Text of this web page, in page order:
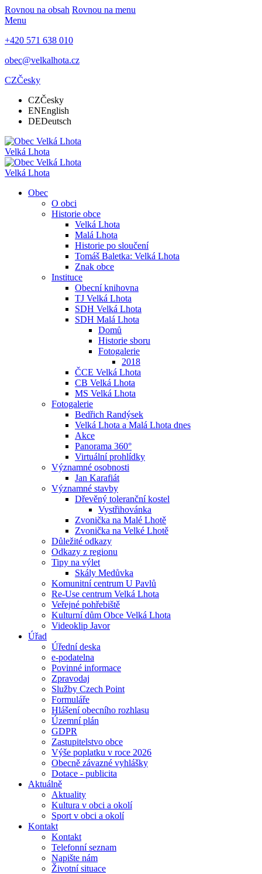
Rovnou na obsah Rovnou na menu
Menu
+420 571 638 010
obec@velkalhota.cz
CZČesky
CZČesky
ENEnglish
DEDeutsch
Velká Lhota
Velká Lhota
Obec
O obci
Historie obce
Velká Lhota
Malá Lhota
Historie po sloučení
Tomáš Baletka: Velká Lhota
Znak obce
Instituce
Obecní knihovna
TJ Velká Lhota
SDH Velká Lhota
SDH Malá Lhota
Domů
Historie sboru
Fotogalerie
2018
ČCE Velká Lhota
CB Velká Lhota
MS Velká Lhota
Fotogalerie
Bedřich Randýsek
Velká Lhota a Malá Lhota dnes
Akce
Panorama 360°
Virtuální prohlídky
Významné osobnosti
Jan Karafiát
Významné stavby
Dřevěný toleranční kostel
Vystřihovánka
Zvonička na Malé Lhotě
Zvonička na Velké Lhotě
Důležité odkazy
Odkazy z regionu
Tipy na výlet
Skály Medůvka
Komunitní centrum U Pavlů
Re-Use centrum Velká Lhota
Veřejné pohřebiště
Kulturní dům Obce Velká Lhota
Videoklip Javor
Úřad
Úřední deska
e-podatelna
Povinné informace
Zpravodaj
Služby Czech Point
Formuláře
Hlášení obecního rozhlasu
Územní plán
GDPR
Zastupitelstvo obce
Výše poplatku v roce 2026
Obecně závazné vyhlášky
Dotace - publicita
Aktuálně
Aktuality
Kultura v obci a okolí
Sport v obci a okolí
Kontakt
Kontakt
Telefonní seznam
Napište nám
Životní situace